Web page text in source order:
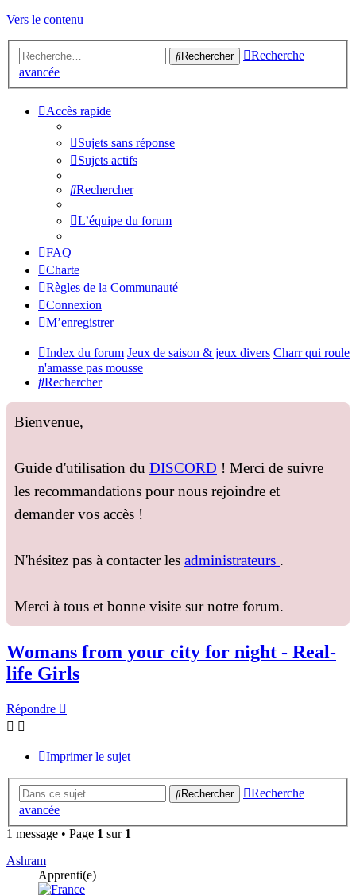
Vers le contenu
Rechercher
Recherche
avancée
Accès rapide
Sujets sans réponse
Sujets actifs
Rechercher
L’équipe du forum
FAQ
Charte
Règles de la Communauté
Connexion
M’enregistrer
Index du forum Jeux de saison & jeux divers Charr qui roule
n'amasse pas mousse
Rechercher
Bienvenue,
Guide d'utilisation du DISCORD ! Merci de suivre
les recommandations pour nous rejoindre et
demander vos accès !
N'hésitez pas à contacter les administrateurs .
Merci à tous et bonne visite sur notre forum.
Womans from your city for night - Real-
life Girls
Répondre
Imprimer le sujet
Rechercher
Recherche
avancée
1 message • Page 1 sur 1
Ashram
Apprenti(e)